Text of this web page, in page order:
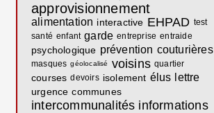
approvisionnement
alimentation interactive EHPAD test
santé enfant garde entreprise entraide
psychologique prévention couturières
masques géolocalisé voisins quartier
courses devoirs isolement élus lettre
urgence communes
intercommunalités informations